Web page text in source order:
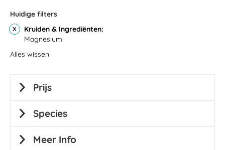
Huidige filters
Kruiden & Ingrediënten
Magnesium
Alles wissen
Prijs
Species
Meer Info